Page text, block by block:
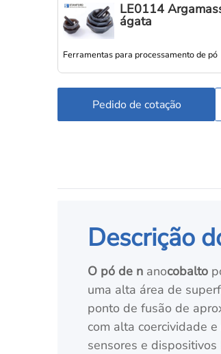
LE0114
ágata
Ferramentas para processamento de pó
Pedido de cotação
Descrição
O pó de n anocobalto
uma alta área de
ponto de fusão de
com alta coercividade
sensores e dispositivos